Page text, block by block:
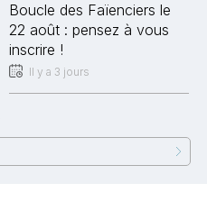
Boucle des Faïenciers le
22 août : pensez à vous
inscrire !
Il y a 3 jours